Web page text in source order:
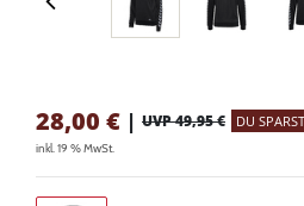
28,00 € | UVP 49,95 € DU
inkl. 19 % MwSt.